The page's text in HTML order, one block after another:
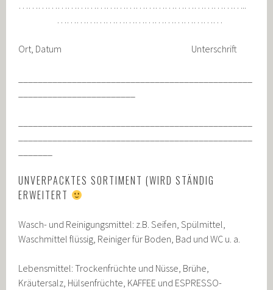
Ort, Datum Unterschrift
UNVERPACKTES SORTIMENT (WIRD STÄNDIG
ERWEITERT
Wasch- und Reinigungsmittel: z.B. Seifen, Spülmittel,
Waschmittel flüssig, Reiniger für Boden, Bad und WC u. a.
Lebensmittel: Trockenfrüchte und Nüsse, Brühe,
Kräutersalz, Hülsenfrüchte, KAFFEE und ESPRESSO-